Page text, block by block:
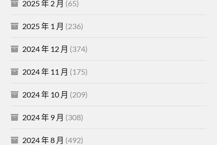
2025 年 2 月 (65)
2025 年 1 月 (236)
2024 年 12 月 (374)
2024 年 11 月 (175)
2024 年 10 月 (209)
2024 年 9 月 (308)
2024 年 8 月 (492)